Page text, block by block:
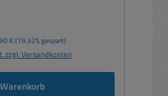
Preis:
€(19.32% gespart)
zzgl. Versandkosten